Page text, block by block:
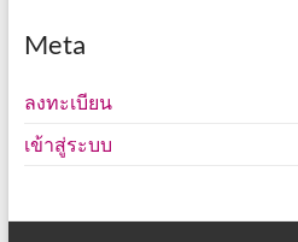
Meta
ลงทะเบียน
เข้าสู่ระบบ